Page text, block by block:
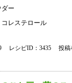
ー
レステロール
レシピID：3435 投稿